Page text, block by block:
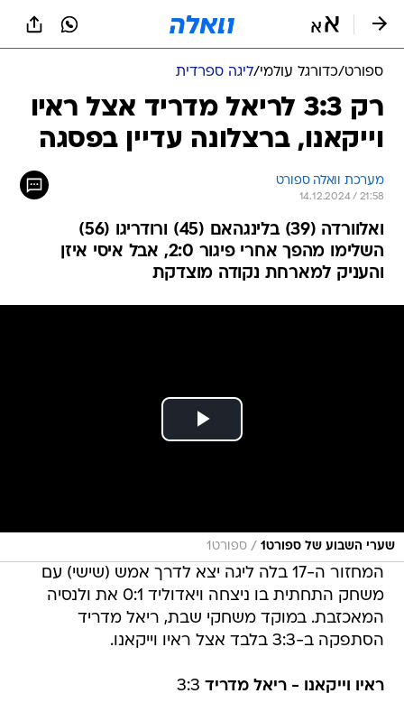
ספורט/כדורגל עולמי/ליגה ספרדית
רק 3:3 לריאל מדריד אצל ראיו
וייקאנו, ברצלונה עדיין בפסגה
מערכת וואלה ספורט
14.12.2024 / 21:58
ואלוורדה (39) בלינגהאם (45) ורודריגו (56)
השלימו מהפך אחרי פיגור 2:0, אבל איסי איזן
והעניק למארחת נקודה מוצדקת
שערי השבוע של ספורט1 / ספורט1
המחזור ה-17 בלה ליגה יצא לדרך אמש (שישי) עם
משחק התחתית בו ניצחה ויאדוליד 0:1 את ולנסיה
המאכזבת. במוקד משחקי שבת, ריאל מדריד
הסתפקה ב-3:3 בלבד אצל ראיו וייקאנו.
ראיו וייקאנו - ריאל מדריד